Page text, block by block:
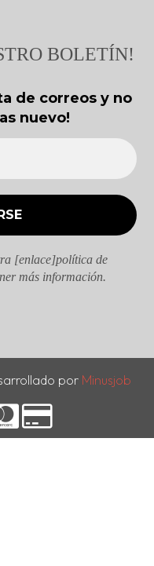
BOLETÍN!
de correos y no
nuevo!
[enlace]política de
más información.
por Minusjob